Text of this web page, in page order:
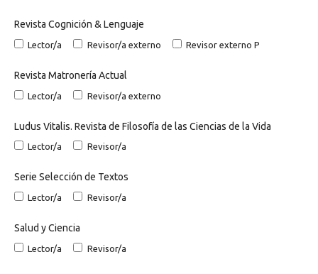
Revista Cognición & Lenguaje
Lector/a Revisor/a externo Revisor externo P
Revista Matronería Actual
Lector/a Revisor/a externo
Ludus Vitalis. Revista de Filosofía de las Ciencias de la Vida
Lector/a Revisor/a
Serie Selección de Textos
Lector/a Revisor/a
Salud y Ciencia
Lector/a Revisor/a